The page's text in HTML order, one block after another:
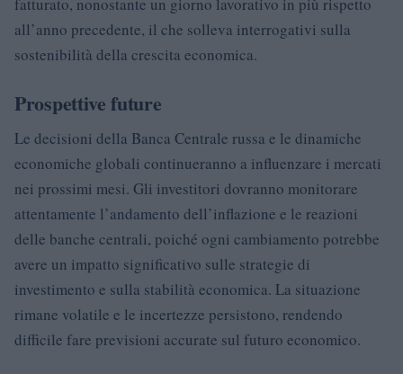
all’anno precedente, il che solleva interrogativi sulla
sostenibilità della crescita economica.
Prospettive future
Le decisioni della Banca Centrale russa e le dinamiche
economiche globali continueranno a influenzare i mercati
nei prossimi mesi. Gli investitori dovranno monitorare
attentamente l’andamento dell’inflazione e le reazioni
delle banche centrali, poiché ogni cambiamento potrebbe
avere un impatto significativo sulle strategie di
investimento e sulla stabilità economica. La situazione
rimane volatile e le incertezze persistono, rendendo
difficile fare previsioni accurate sul futuro economico.